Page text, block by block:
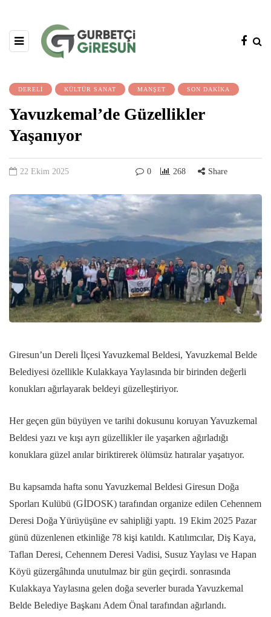
DERELİ KÜLTÜR SANAT MANŞET SON DAKİKA
Yavuzkemal’de Güzellikler
Yaşanıyor
22 Ekim 2025 0 268 Share
Giresun’un Dereli İlçesi Yavuzkemal Beldesi, Yavuzkemal Belde
Belediyesi özellikle Kulakkaya Yaylasında bir birinden değerli
konukları ağırlayarak beldeyi güzelleştiriyor.
Her geçen gün büyüyen ve tarihi dokusunu koruyan Yavuzkemal
Beldesi yazı ve kışı ayrı güzellikler ile yaşarken ağırladığı
konuklara güzel anılar biriktirerek ölümsüz hatıralar yaşatıyor.
Bu kapsamda hafta sonu Yavuzkemal Beldesi Giresun Doğa
Sporları Kulübü (GİDOSK) tarafından organize edilen Cehennem
Deresi Doğa Yürüyüşüne ev sahipliği yaptı. 19 Ekim 2025 Pazar
günü düzenlenen etkinliğe 78 kişi katıldı. Katılımcılar, Diş Kaya,
Taflan Deresi, Cehennem Deresi Vadisi, Susuz Yaylası ve Hapan
Köyü güzergâhında unutulmaz bir gün geçirdi. sonrasında
Kulakkaya Yaylasına gelen doğa severler burada Yavuzkemal
Belde Belediye Başkanı Adem Önal tarafından ağırlandı.